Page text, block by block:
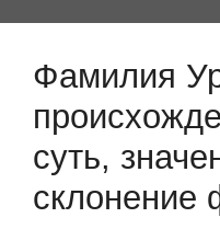
Фамилия
суть,
склонение